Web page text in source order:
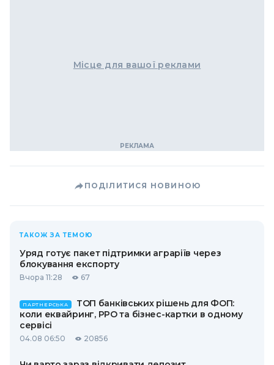
Місце для вашої реклами
ПОДІЛИТИСЯ НОВИНОЮ
ТАКОЖ ЗА ТЕМОЮ
Уряд готує пакет підтримки аграріїв через
блокування експорту
Вчора 11:28 67
ПАРТНЕРСЬКА
ТОП банківських рішень для ФОП:
коли еквайринг, РРО та бізнес-картки в одному
сервісі
04.08 06:50 20856